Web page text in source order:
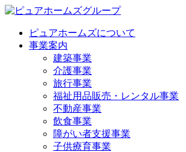
ピュアホームズについて
事業案内
建築事業
介護事業
旅行事業
福祉用品販売・レンタル事業
不動産事業
飲食事業
障がい者支援事業
子供療育事業